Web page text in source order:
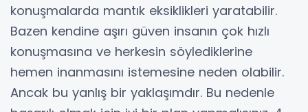
konuşmalarda mantık eksiklikleri yaratabilir.
Bazen kendine aşırı güven insanın çok hızlı
konuşmasına ve herkesin söylediklerine
hemen inanmasını istemesine neden olabilir.
Ancak bu yanlış bir yaklaşımdır. Bu nedenle